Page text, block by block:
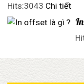
Hits:3043 Chi tiết